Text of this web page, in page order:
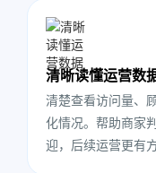
清晰读懂运营数
清楚查看访问量、
化情况。帮助商家
迎，后续运营更有方